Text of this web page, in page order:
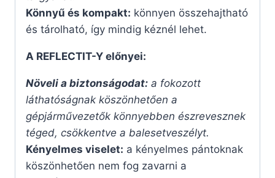
Könnyű és kompakt: könnyen összehajtható
és tárolható, így mindig kéznél lehet.
A REFLECTIT-Y előnyei:
Növeli a biztonságodat: a fokozott
láthatóságnak köszönhetően a
gépjárművezetők könnyebben észrevesznek
téged, csökkentve a balesetveszélyt.
Kényelmes viselet: a kényelmes pántoknak
köszönhetően nem fog zavarni a